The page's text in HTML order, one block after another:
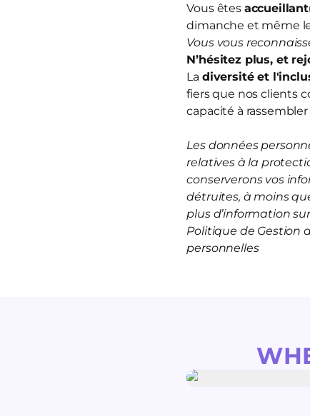
Vous êtes
dimanche et même
Vous vous
N’hésitez plus, et
La diversité et
fiers que nos clients
capacité à
Les données
relatives à la
conserverons vos
détruites, à moins
plus d’information
Politique de Gestion
personnelles